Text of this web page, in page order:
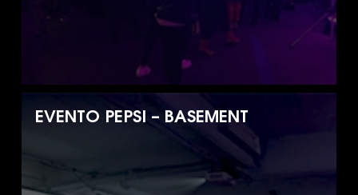
EVENTO PEPSI – BASEMENT